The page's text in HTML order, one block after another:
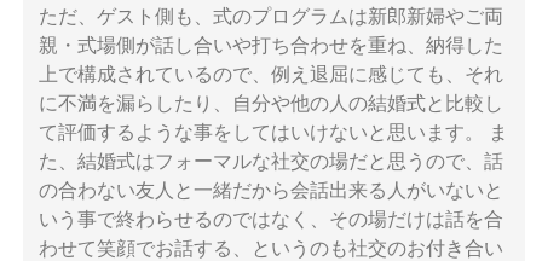
ただ、ゲスト側も、式のプログラムは新郎新婦やご両
親・式場側が話し合いや打ち合わせを重ね、納得した
上で構成されているので、例え退屈に感じても、それ
に不満を漏らしたり、自分や他の人の結婚式と比較し
て評価するような事をしてはいけないと思います。 ま
た、結婚式はフォーマルな社交の場だと思うので、話
の合わない友人と一緒だから会話出来る人がいないと
いう事で終わらせるのではなく、その場だけは話を合
わせて笑顔でお話する、というのも社交のお付き合い